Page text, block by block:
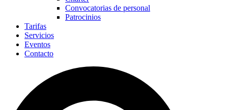
Convocatorias de personal
Patrocinios
Tarifas
Servicios
Eventos
Contacto